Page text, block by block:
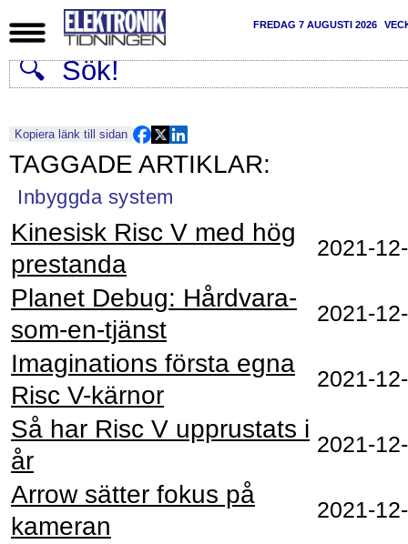
FREDAG 7 AUGUSTI 2026
Kopiera länk till sidan
Inbyggda system
Kinesisk Risc V med hög
prestanda
Planet Debug: Hårdvara-
som-en-tjänst
Imaginations första egna
Risc V-kärnor
Så har Risc V upprustats i
år
Arrow sätter fokus på
kameran